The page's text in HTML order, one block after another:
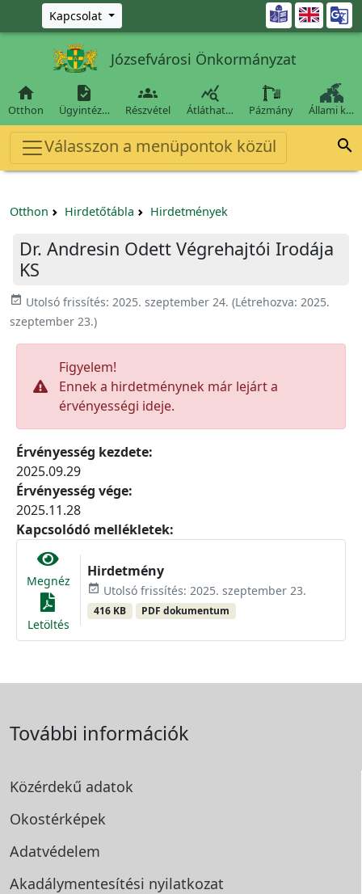
Ugrás a fő tartalomra
Kapcsolat 
Józsefvárosi Önkormányzat

Otthon

Ügyintéz…

Részvétel

Átláthat… Pázmány Állami k…
Válasszon a menüpontok közül 
Otthon Hirdetőtábla Hirdetmények
Dr. Andresin Odett Végrehajtói Irodája
KS
event_available Utolsó frissítés: 2025. szeptember 24. (Létrehozva: 2025.
szeptember 23.)
Figyelem!
Ennek a hirdetménynek már lejárt a
érvényességi ideje.
Érvényesség kezdete:
2025.09.29
Érvényesség vége:
2025.11.28
Kapcsolódó mellékletek:
Megnéz
Letöltés
Hirdetmény
event_available Utolsó frissítés: 2025. szeptember 23.
416 KB PDF dokumentum
További információk
Közérdekű adatok
Okostérképek
Adatvédelem
Akadálymentesítési nyilatkozat